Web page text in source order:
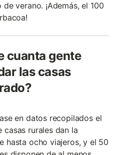
verano. ¡Además, el 100
cuanta gente
las casas
en datos recopilados el
casas rurales dan la
hasta ocho viajeros, y el 50